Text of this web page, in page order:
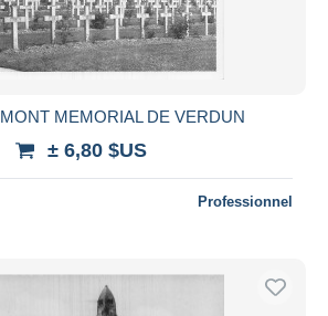
MEMORIAL DE VERDUN
± 6,80 $US
Professionnel